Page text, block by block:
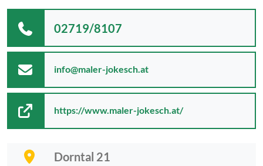
Dorntal 21
02719/8107
info@maler-jokesch.at
https://www.maler-jokesch.at/